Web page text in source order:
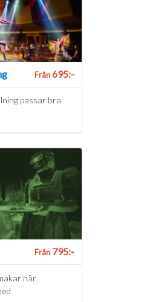
Från695:-
passar bra
Från795:-
när